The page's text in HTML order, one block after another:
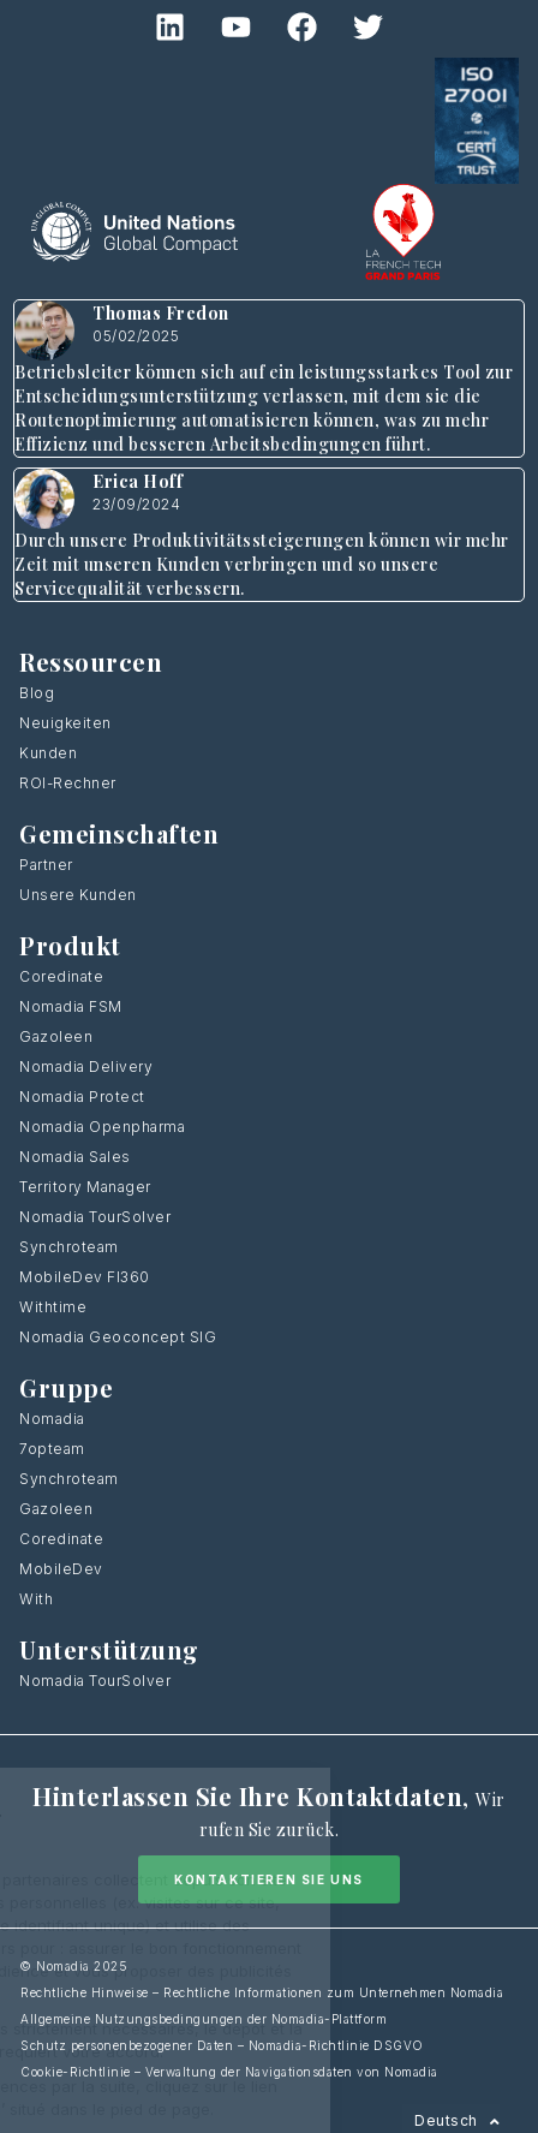
Thomas Fredon
05/02/2025
Betriebsleiter können sich auf ein leistungsstarkes Tool zur
Entscheidungsunterstützung verlassen, mit dem sie die
Routenoptimierung automatisieren können, was zu mehr
Effizienz und besseren Arbeitsbedingungen führt.
Erica Hoff
23/09/2024
Durch unsere Produktivitätssteigerungen können wir mehr
Zeit mit unseren Kunden verbringen und so unsere
Servicequalität verbessern.
Ressourcen
Blog
Neuigkeiten
Kunden
ROI-Rechner
Gemeinschaften
Partner
Unsere Kunden
Produkt
Coredinate
Nomadia FSM
Gazoleen
Nomadia Delivery
Nomadia Protect
Nomadia Openpharma
Nomadia Sales
Territory Manager
Nomadia TourSolver
Synchroteam
MobileDev FI360
Withtime
Nomadia Geoconcept SIG
Gruppe
Nomadia
7opteam
Synchroteam
Gazoleen
Coredinate
MobileDev
With
Unterstützung
Nomadia TourSolver
Hinterlassen Sie Ihre Kontaktdaten,Wir
rufen Sie zurück.
KONTAKTIEREN SIE UNS
© Nomadia 2025
Rechtliche Hinweise – Rechtliche Informationen zum Unternehmen Nomadia
Allgemeine Nutzungsbedingungen der Nomadia-Plattform
Schutz personenbezogener Daten – Nomadia-Richtlinie DSGVO
Cookie-Richtlinie – Verwaltung der Navigationsdaten von Nomadia
Deutsch
Français